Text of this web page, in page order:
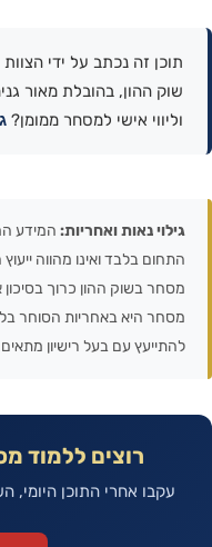
תוכן זה נכתב על ידי
שוק ההון, בהובלת מאור
וליווי אישי למסחר ממומן?
גילוי נאות ואחריות: המידע
התחום בלבד ואינו מהווה
מסחר בשוק ההון כרוך בסיכון
מסחר היא באחריות הסוחר
להתייעץ עם בעל רישיון
רוצים ללמוד
עקבו אחרי התוכן היומי,